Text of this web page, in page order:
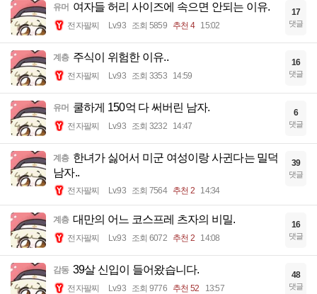
유머 여자들 허리 사이즈에 속으면 안되는 이유.
전자팔찌 Lv.93 조회 5859 추천 4 15:02
17
댓글
계층 주식이 위험한 이유..
전자팔찌 Lv.93 조회 3353 14:59
16
댓글
유머 쿨하게 150억 다 써버린 남자.
전자팔찌 Lv.93 조회 3232 14:47
6
댓글
계층 한녀가 싫어서 미군 여성이랑 사귄다는 밀덕
남자..
전자팔찌 Lv.93 조회 7564 추천 2 14:34
39
댓글
계층 대만의 어느 코스프레 츠자의 비밀.
전자팔찌 Lv.93 조회 6072 추천 2 14:08
16
댓글
감동 39살 신입이 들어왔습니다.
전자팔찌 Lv.93 조회 9776 추천 52 13:57
48
댓글